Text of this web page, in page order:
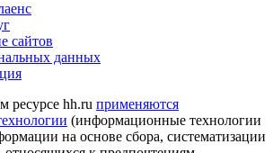
сайтов
данных
ресурсе hh.ru применяются
(информационные технологии
на основе сбора, систематизации